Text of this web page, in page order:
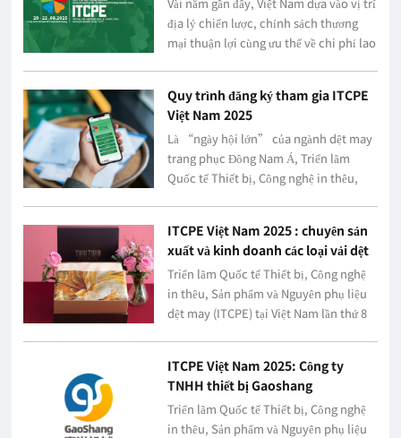
địa lý chiến lược, chính sách thương
mại thuận lợi cùng ưu thế về chi phí lao
quốc gia ...
Quy trình đăng ký tham gia ITCPE
Việt Nam 2025
Là “ngày hội lớn” của ngành dệt may
trang phục Đông Nam Á, Triển lãm
Quốc tế Thiết bị, Công nghệ in thêu,
chuẩn bị diễn ra t...
ITCPE Việt Nam 2025 : chuyên sản
xuất và kinh doanh các loại vải dệt
Jacquard, vải Lụa, vải Gấm, vải In,
vải Tờ Tằm
Triển lãm Quốc tế Thiết bị, Công nghệ
in thêu, Sản phẩm và Nguyên phụ liệu
dệt may (ITCPE) tại Việt Nam lần thứ 8
doanh nghiệp vào ngày 20 – 22.8.2...
ITCPE Việt Nam 2025: Công ty
TNHH thiết bị Gaoshang
Dongguan
Triển lãm Quốc tế Thiết bị, Công nghệ
in thêu, Sản phẩm và Nguyên phụ liệu